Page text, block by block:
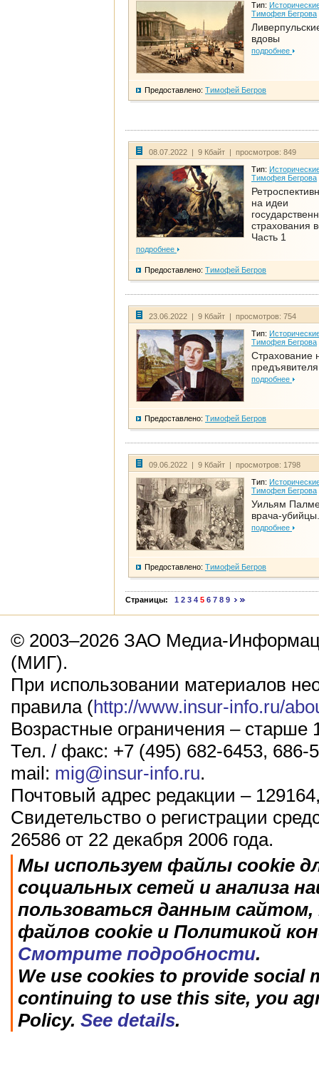
Тип:
Тимофея Бегрова
вдовы
подробнее
Предоставлено: Тимофей Бегров
08.07.2022 | 9 Кбайт | просмотров: 849
Тип:
Тимофея Бегрова
на идеи
страхования
Часть 1
подробнее
Предоставлено: Тимофей Бегров
23.06.2022 | 9 Кбайт | просмотров: 754
Тип:
Тимофея Бегрова
Страхование
предъявителя
подробнее
Предоставлено: Тимофей Бегров
09.06.2022 | 9 Кбайт | просмотров: 1798
Тип:
Тимофея Бегрова
Уильям
врача-
подробнее
Предоставлено: Тимофей Бегров
Страницы: 1 2 3 4 5 6 7 8 9
© 2003–2026 ЗАО Медиа-
(МИГ).
При использовании материалов
правила (http://www.insur-info.ru/
Возрастные ограничения – старше
Тел. / факс: +7 (495) 682-6453, 686-
mail: mig@insur-info.ru.
Почтовый адрес редакции –
Свидетельство о регистрации
26586 от 22 декабря 2006 года.
Мы используем файлы cookie
социальных сетей и анализа
пользоваться данным
файлов cookie и Политикой
Смотрите подробности.
We use cookies to provide social
continuing to use this site, you
Policy. See details.